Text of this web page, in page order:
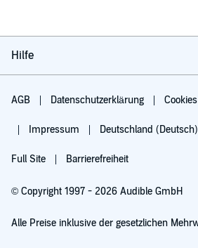
Hilfe
AGB Datenschutzerklärung Cookies
Impressum Deutschland (Deutsch)
Full Site Barrierefreiheit
© Copyright 1997 - 2026 Audible GmbH
Alle Preise inklusive der gesetzlichen